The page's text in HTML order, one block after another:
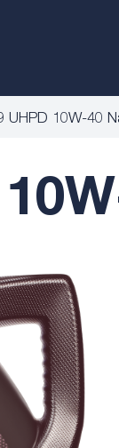
UHPD 10W-40